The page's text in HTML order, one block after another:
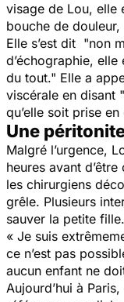
visage de Lou, elle
bouche de
Elle s’est dit "non
d’échographie,
du tout." Elle a
viscérale en disant
qu’elle soit prise
Une
Malgré l’urgence,
heures avant
les chirurgiens
grêle. Plusieurs
sauver la petite
« Je suis
ce n’est pas
aucun enfant ne
Aujourd’hui à